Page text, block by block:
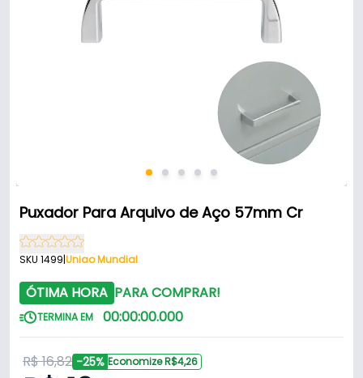
Puxador Para Arquivo de Aço 57mm Cr
SKU 1499|Uniao Mundial
ÓTIMA HORA PARA COMPRAR!
TERMINA EM 00:00:00.000
R$ 16,82 -25% Economize R$4,26